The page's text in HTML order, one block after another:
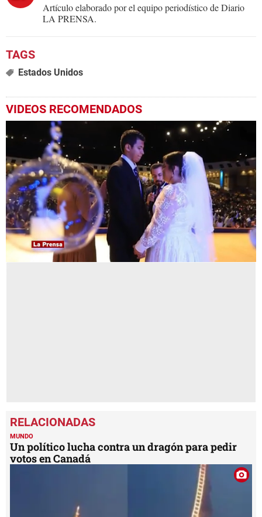
Artículo elaborado por el equipo periodístico de Diario
LA PRENSA.
Estados Unidos
VIDEOS RECOMENDADOS
MUNDO
Un político lucha contra un dragón para pedir
votos en Canadá